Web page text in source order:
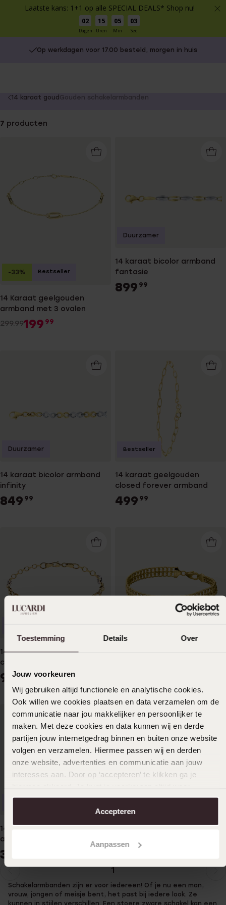
Laatste kans: 1+1 op alle SPECIAL DEALS* Shop nu!
02
Dagen
15
Uren
05
Min
03
Sec
Toestemming Details Over
Jouw voorkeuren
Wij gebruiken altijd functionele en analytische cookies.
Ook willen we cookies plaatsen en data verzamelen om de
communicatie naar jou makkelijker en persoonlijker te
maken. Met deze cookies en data kunnen wij en derde
partijen jouw internetgedrag binnen en buiten onze website
volgen en verzamelen. Hiermee passen wij en derden
onze website, advertenties en communicatie aan jouw
interesses aan. Door op ‘accepteren’ te klikken ga je
aanpassen. Lees er meer over in onscookiebeleid.
Accepteren
Aanpassen
Op werkdagen voor 17.00 besteld, morgen in huis
You
here:
14 karaat goud Gouden schakelarmbanden
7 producten
14 Karaat geelgouden
armband met 3 ovalen
299.99199 99
-33% Bestseller
14 karaat bicolor armband
fantasie
899 99
Duurzamer
14 karaat bicolor armband
infinity
849 99
Duurzamer
14 karaat geelgouden
closed forever armband
499 99
Bestseller
14 karaat bicolor armband
cirkel zirkonia
94999
14 karaat geelgouden
armband jasseron schakel
339
pagina
1
naar
pagina
Schakelarmbanden zijn er voor iedereen! Of je nu een man,
vrouw, jongen of meisje bent, het past bij iedere look. Ze
kunnen in stijlen verschillen. Een stoere zware schakel kan een